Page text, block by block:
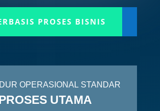
PROSES BISNIS
OPERASIONAL STANDAR
UTAMA